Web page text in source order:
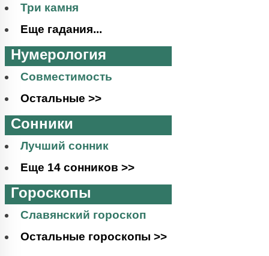
Три камня
Еще гадания...
Нумерология
Совместимость
Остальные >>
Сонники
Лучший сонник
Еще 14 сонников >>
Гороскопы
Славянский гороскоп
Остальные гороскопы >>